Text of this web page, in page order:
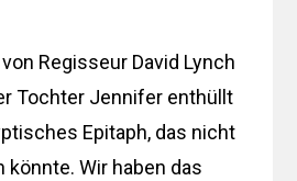
Regisseur David Lynch
Tochter Jennifer enthüllt
Epitaph, das nicht
Wir haben das